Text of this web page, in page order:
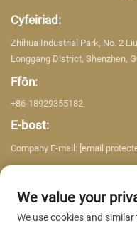
Cyfeiriad:
Zhihua Industrial Park, No. 2
Longgang District, Shenzhen,
Ffôn:
+86-18929355182
E-bost:
Company E-mail: [email
We value your
We use cookies and